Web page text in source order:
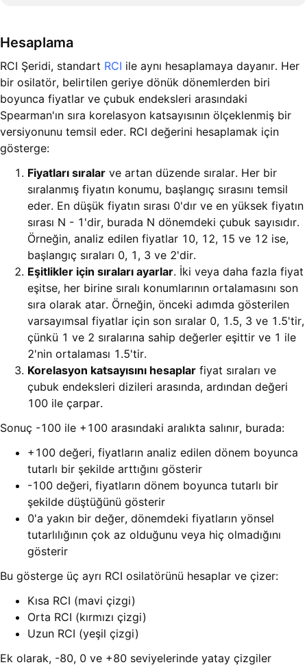
Hesaplama
RCI Şeridi, standart RCI ile aynı hesaplamaya dayanır. Her
bir osilatör, belirtilen geriye dönük dönemlerden biri
boyunca fiyatlar ve çubuk endeksleri arasındaki
Spearman'ın sıra korelasyon katsayısının ölçeklenmiş bir
versiyonunu temsil eder. RCI değerini hesaplamak için
gösterge:
Fiyatları sıralar ve artan düzende sıralar. Her bir
sıralanmış fiyatın konumu, başlangıç sırasını temsil
eder. En düşük fiyatın sırası 0'dır ve en yüksek fiyatın
sırası N - 1'dir, burada N dönemdeki çubuk sayısıdır.
Örneğin, analiz edilen fiyatlar 10, 12, 15 ve 12 ise,
başlangıç sıraları 0, 1, 3 ve 2'dir.
Eşitlikler için sıraları ayarlar. İki veya daha fazla fiyat
eşitse, her birine sıralı konumlarının ortalamasını son
sıra olarak atar. Örneğin, önceki adımda gösterilen
varsayımsal fiyatlar için son sıralar 0, 1.5, 3 ve 1.5'tir,
çünkü 1 ve 2 sıralarına sahip değerler eşittir ve 1 ile
2'nin ortalaması 1.5'tir.
Korelasyon katsayısını hesaplar fiyat sıraları ve
çubuk endeksleri dizileri arasında, ardından değeri
100 ile çarpar.
Sonuç -100 ile +100 arasındaki aralıkta salınır, burada:
+100 değeri, fiyatların analiz edilen dönem boyunca
tutarlı bir şekilde arttığını gösterir
-100 değeri, fiyatların dönem boyunca tutarlı bir
şekilde düştüğünü gösterir
0'a yakın bir değer, dönemdeki fiyatların yönsel
tutarlılığının çok az olduğunu veya hiç olmadığını
gösterir
Bu gösterge üç ayrı RCI osilatörünü hesaplar ve çizer:
Kısa RCI (mavi çizgi)
Orta RCI (kırmızı çizgi)
Uzun RCI (yeşil çizgi)
Ek olarak, -80, 0 ve +80 seviyelerinde yatay çizgiler